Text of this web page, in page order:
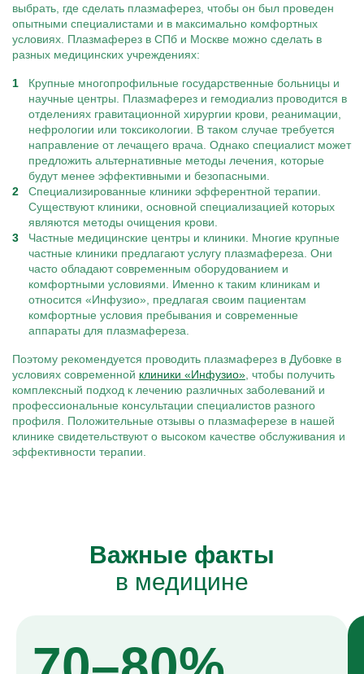
выбрать, где сделать плазмаферез, чтобы он был проведен
опытными специалистами и в максимально комфортных
условиях. Плазмаферез в СПб и Москве можно сделать в
разных медицинских учреждениях:
Крупные многопрофильные государственные больницы и
научные центры. Плазмаферез и гемодиализ проводится в
отделениях гравитационной хирургии крови, реанимации,
нефрологии или токсикологии. В таком случае требуется
направление от лечащего врача. Однако специалист может
предложить альтернативные методы лечения, которые
будут менее эффективными и безопасными.
Специализированные клиники эфферентной терапии.
Существуют клиники, основной специализацией которых
являются методы очищения крови.
Частные медицинские центры и клиники. Многие крупные
частные клиники предлагают услугу плазмафереза. Они
часто обладают современным оборудованием и
комфортными условиями. Именно к таким клиникам и
относится «Инфузио», предлагая своим пациентам
комфортные условия пребывания и современные
аппараты для плазмафереза.
Поэтому рекомендуется проводить плазмаферез в Дубовке в
условиях современной клиники «Инфузио» , чтобы получить
комплексный подход к лечению различных заболеваний и
профессиональные консультации специалистов разного
профиля. Положительные отзывы о плазмаферезе в нашей
клинике свидетельствуют о высоком качестве обслуживания и
эффективности терапии.
Важные факты
в медицине